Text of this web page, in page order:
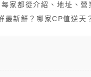
家都從介紹、地址、
最新鮮？哪家CP值逆天